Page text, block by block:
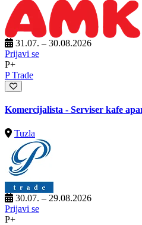
31.07. – 30.08.2026
Prijavi se
P+
P Trade
Komercijalista - Serviser kafe
Tuzla
30.07. – 29.08.2026
Prijavi se
P+